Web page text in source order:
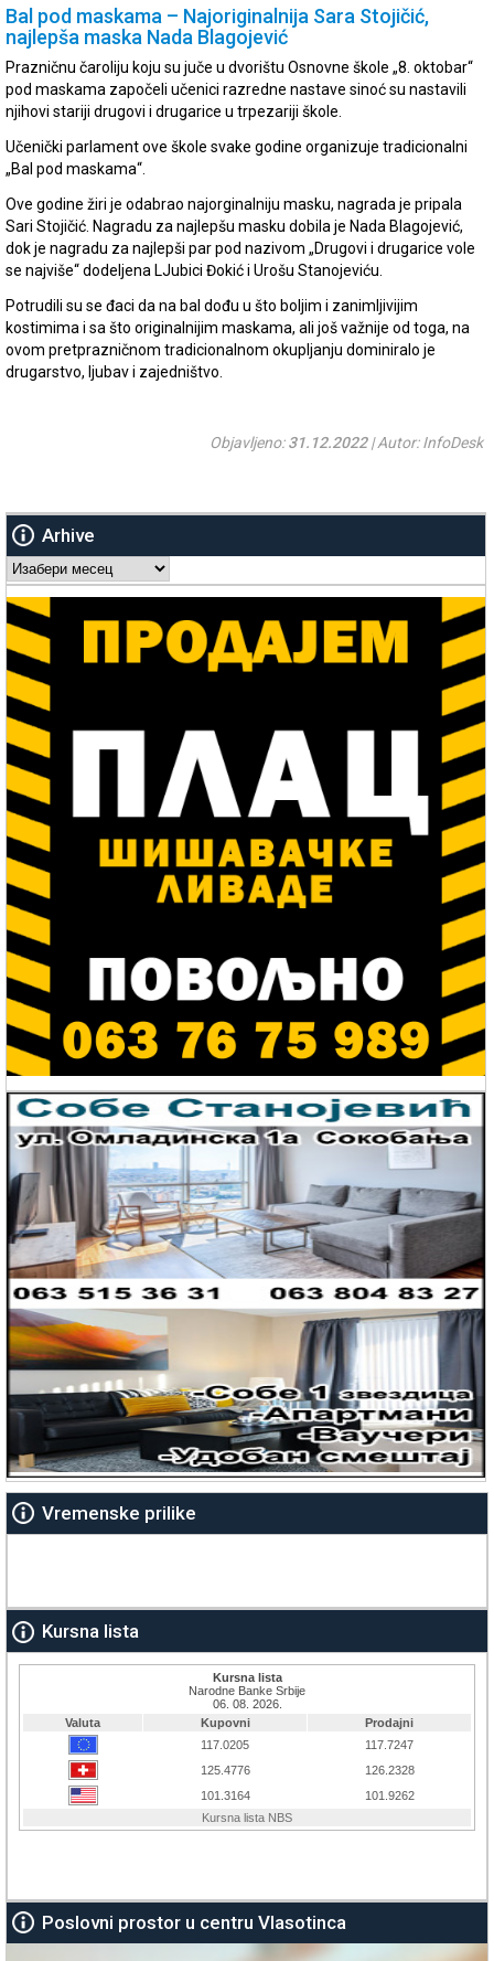
Bal pod maskama – Najoriginalnija Sara Stojičić,
najlepša maska Nada Blagojević
Prazničnu čaroliju koju su juče u dvorištu Osnovne škole „8. oktobar“
pod maskama započeli učenici razredne nastave sinoć su nastavili
njihovi stariji drugovi i drugarice u trpezariji škole.
Učenički parlament ove škole svake godine organizuje tradicionalni
„Bal pod maskama“.
Ove godine žiri je odabrao najorginalniju masku, nagrada je pripala
Sari Stojičić. Nagradu za najlepšu masku dobila je Nada Blagojević,
dok je nagradu za najlepši par pod nazivom „Drugovi i drugarice vole
se najviše“ dodeljena LJubici Đokić i Urošu Stanojeviću.
Potrudili su se đaci da na bal dođu u što boljim i zanimljivijim
kostimima i sa što originalnijim maskama, ali još važnije od toga, na
ovom pretprazničnom tradicionalnom okupljanju dominiralo je
drugarstvo, ljubav i zajedništvo.
Objavljeno:31.12.2022| Autor: InfoDesk
Arhive
Arhive
Vremenske prilike
Kursna lista
Poslovni prostor u centru Vlasotinca